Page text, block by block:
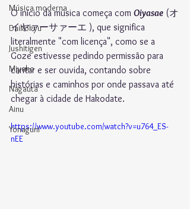
Música moderna
Daikokyu
Jushitigen
Miyako
Nagauta
Ainu
Yonaguni
O início da música começa com Oiyasae (オ
イヤァーサァーエ ), que significa
literalmente "com licença", como se a
Goze estivesse pedindo permissão para
cantar e ser ouvida, contando sobre
histórias e caminhos por onde passava até
chegar à cidade de Hakodate.
https://www.youtube.com/watch?v=u764_ES-
nEE